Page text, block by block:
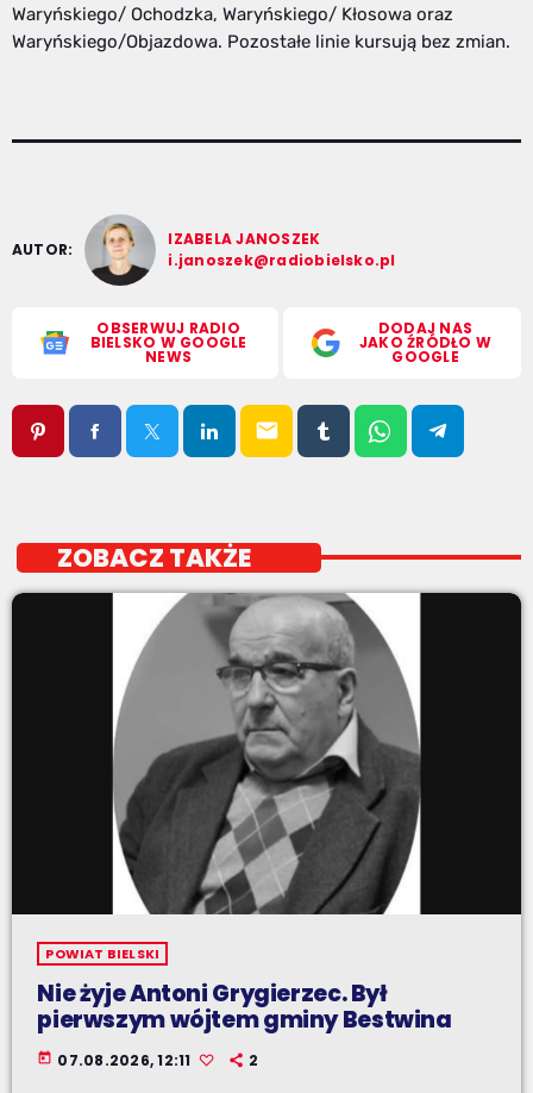
Waryńskiego/ Ochodzka, Waryńskiego/ Kłosowa oraz
Waryńskiego/Objazdowa. Pozostałe linie kursują bez zmian.
AUTOR:
IZABELA JANOSZEK
i.janoszek@radiobielsko.pl
OBSERWUJ RADIO
BIELSKO W GOOGLE
NEWS
DODAJ NAS
JAKO ŹRÓDŁO W
GOOGLE
email
ZOBACZ TAKŻE
POWIAT BIELSKI
Nie żyje Antoni Grygierzec. Był
pierwszym wójtem gminy Bestwina
today 07.08.2026, 12:11 2